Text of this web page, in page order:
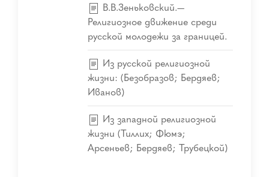
В.В.Зеньковский.—
Религиозное движение среди
русской молодежи за границей.
Из русской религиозной
жизни: (Безобразов; Бердяев;
Иванов)
Из западной религиозной
жизни (Тиллих; Фюмэ;
Арсеньев; Бердяев; Трубецкой)